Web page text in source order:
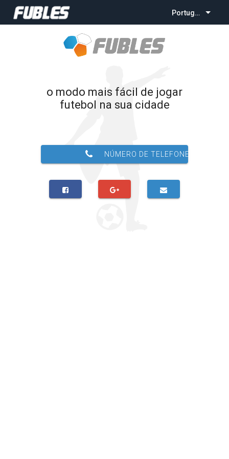
Português
o modo mais fácil de jogar
futebol na sua cidade
NÚMERO DE TELEFONE